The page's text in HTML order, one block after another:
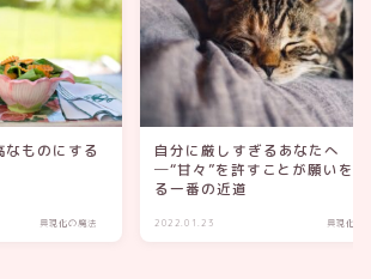
ものにする
具現化の魔法
自分に厳しすぎるあなたへ
─“甘々”を許すことが願いを
る一番の近道
2022.01.23 具現化の